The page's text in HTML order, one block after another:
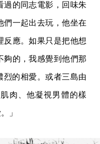
過的同志電影，回味朱
們一起出去玩，他坐在
反應。如果只是把他想
夠的，我感覺到他們那
的相愛。或者三島由
肉、他凝視男體的樣
」